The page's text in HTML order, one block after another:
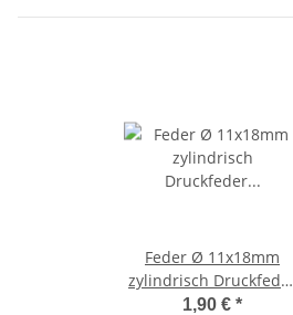
Feder Ø 11x18mm
zylindrisch Druckfeder
Lenkschloss Ciao, Vespa
1,90 € *